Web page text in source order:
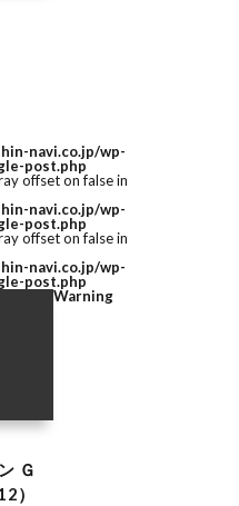
navi.co.jp/wp-
post.php
offset on false in
navi.co.jp/wp-
post.php
offset on false in
navi.co.jp/wp-
post.php
Ｇ
）
Warning